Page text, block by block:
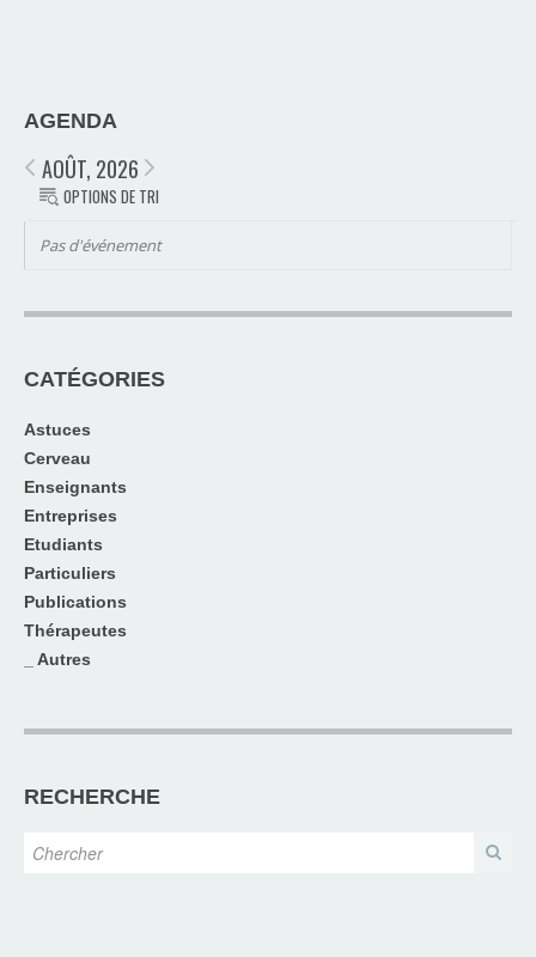
AGENDA
AOÛT, 2026
OPTIONS DE TRI
Pas d'événement
CATÉGORIES
Astuces
Cerveau
Enseignants
Entreprises
Etudiants
Particuliers
Publications
Thérapeutes
_ Autres
RECHERCHE